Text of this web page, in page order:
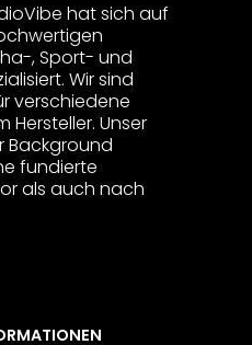
hat sich auf
, Sport- und
Wir sind
verschiedene
Hersteller. Unser
Background
fundierte
als auch nach